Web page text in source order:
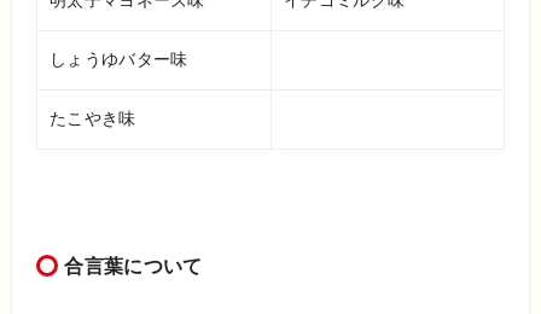
しょうゆバター味
たこやき味
合言葉について